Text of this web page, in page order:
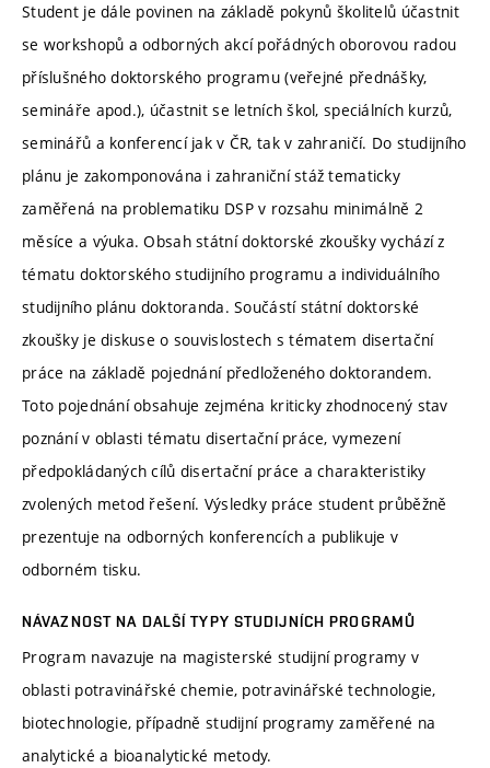
Student je dále povinen na základě pokynů školitelů účastnit
se workshopů a odborných akcí pořádných oborovou radou
příslušného doktorského programu (veřejné přednášky,
semináře apod.), účastnit se letních škol, speciálních kurzů,
seminářů a konferencí jak v ČR, tak v zahraničí. Do studijního
plánu je zakomponována i zahraniční stáž tematicky
zaměřená na problematiku DSP v rozsahu minimálně 2
měsíce a výuka. Obsah státní doktorské zkoušky vychází z
tématu doktorského studijního programu a individuálního
studijního plánu doktoranda. Součástí státní doktorské
zkoušky je diskuse o souvislostech s tématem disertační
práce na základě pojednání předloženého doktorandem.
Toto pojednání obsahuje zejména kriticky zhodnocený stav
poznání v oblasti tématu disertační práce, vymezení
předpokládaných cílů disertační práce a charakteristiky
zvolených metod řešení. Výsledky práce student průběžně
prezentuje na odborných konferencích a publikuje v
odborném tisku.
NÁVAZNOST NA DALŠÍ TYPY STUDIJNÍCH PROGRAMŮ
Program navazuje na magisterské studijní programy v
oblasti potravinářské chemie, potravinářské technologie,
biotechnologie, případně studijní programy zaměřené na
analytické a bioanalytické metody.